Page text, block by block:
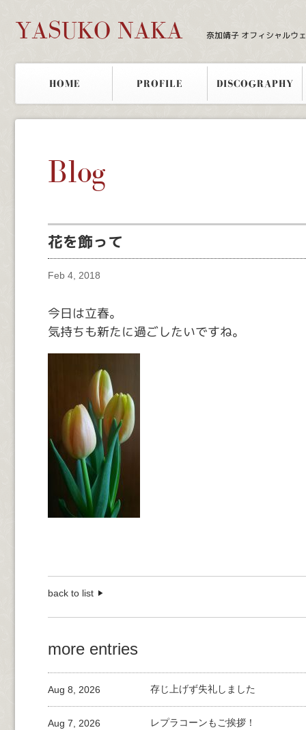
YASUKO NAKA 奈加靖子 オフィシャルウ
HOME PROFILE DISCOGRAPHY
Blog
花を飾って
Feb 4, 2018
今日は立春。
気持ちも新たに過ごしたいですね。
back to list
more entries
存じ上げず失礼しました
Aug 8, 2026
レプラコーンもご挨拶！
Aug 7, 2026